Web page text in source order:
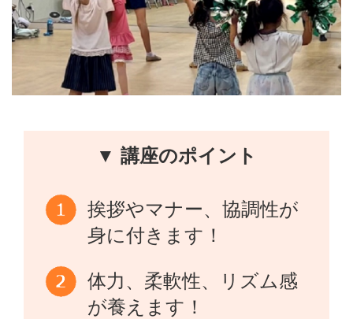
▼ 講座のポイント
挨拶やマナー、協調性が
身に付きます！
体力、柔軟性、リズム感
が養えます！